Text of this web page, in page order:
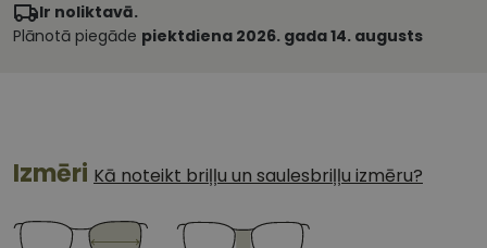
Ir noliktavā.
Plānotā piegāde piektdiena 2026. gada 14. augusts
Izmēri Kā noteikt briļļu un saulesbriļļu izmēru?